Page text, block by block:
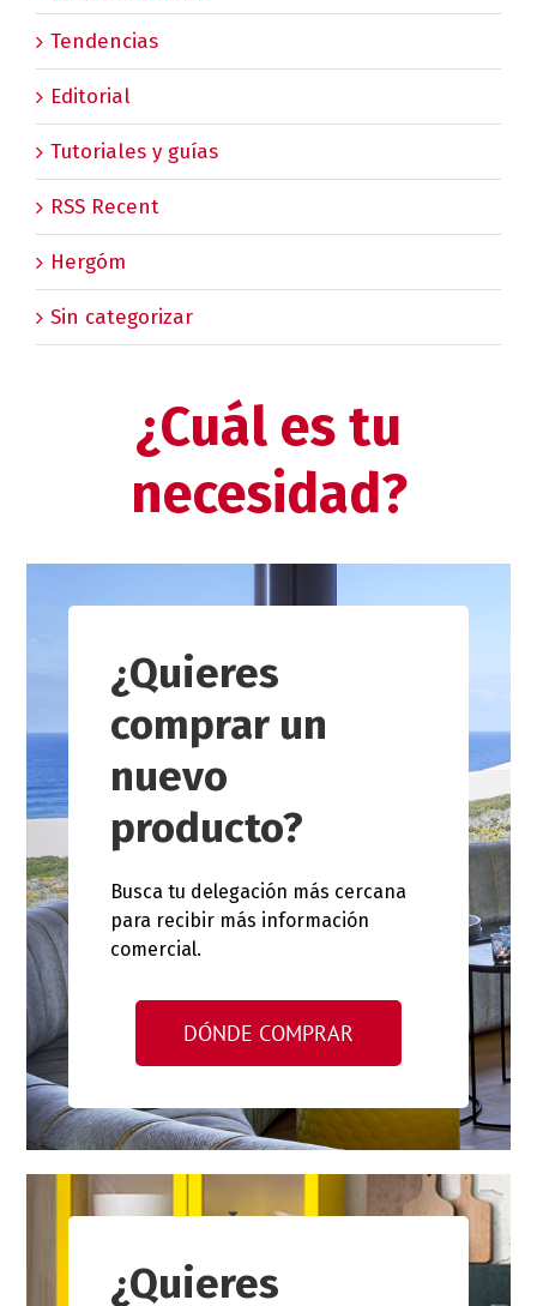
Tendencias
Editorial
Tutoriales y guías
RSS Recent
Hergóm
Sin categorizar
¿Cuál es tu
necesidad?
¿Quieres
comprar un
nuevo
producto?
Busca tu delegación más cercana
para recibir más información
comercial.
DÓNDE COMPRAR
¿Quieres